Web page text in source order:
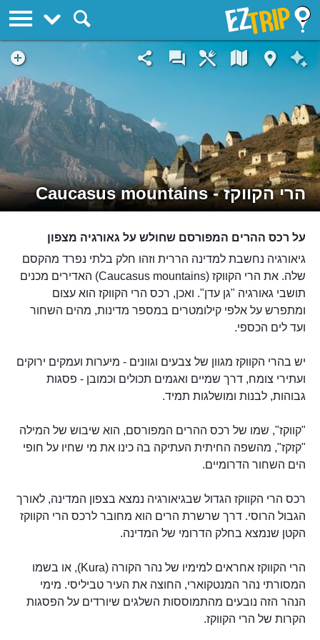
הרי הקווקז - Caucasus mountains
על רכס ההרים המפורסם שחולש על גאורגיה מצפון
גיאורגיה נחשבת למדינה הררית וזהו חלק בלתי נפרד מהקסם
שלה. את הרי הקווקז (Caucasus mountains) האדירים מכנים
תושבי גאורגיה "גן עדן". ואכן, רכס הרי הקווקז הוא עצום
ומתפרש על אלפי קילומטרים במספר מדינות, מהים השחור
ועד לים הכספי.
יש בהרי הקווקז מגוון של צבעים וגוונים - מיערות ועמקים ירוקים
ועתירי צומח, דרך שמיים ואגמים תכולים וכמובן - פסגות
גבוהות, לבנות ומושלגות תמיד.
"קווקז", שמו של רכס ההרים המפורסם, הוא שיבוש של המילה
"קזקז", מהשפה החיתית העתיקה בה כינו את מי שחיו על חופי
הים השחור הדרומיים.
רכס הרי הקווקז הגדול שבגיאורגיה נמצא בצפון המדינה, לאורך
הגבול הרוסי. דרך שרשרת הרים הוא מחובר לרכס הרי הקווקז
הקטן שנמצא בחלק הדרומי של המדינה.
הרי הקווקז אחראים למימיו של נהר הקורה (Kura), או בשמו
המסורתי נהר המנטקוארי, החוצה את העיר טביליסי. מימי
הנהר הזה נובעים מהתמוססות השלגים שיורדים על הפסגות
הקרות של הרי הקווקז.
EZTrip